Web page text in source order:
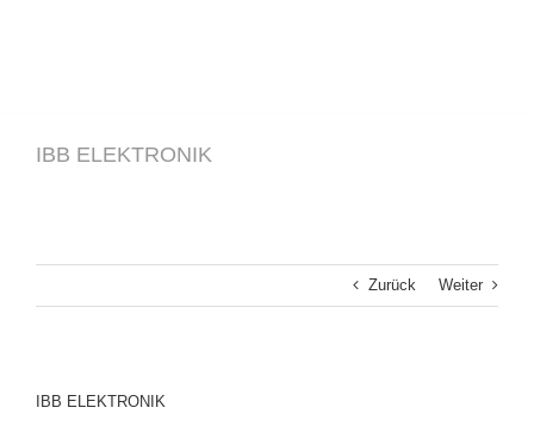
IBB ELEKTRONIK
Zurück Weiter
IBB ELEKTRONIK